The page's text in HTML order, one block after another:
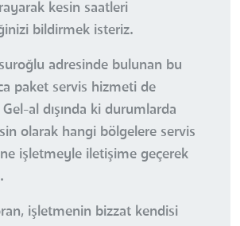
kesin saatleri
bildirmek isteriz.
adresinde bulunan bu
paket servis hizmeti de
al dışında ki durumlarda
olarak hangi bölgelere servis
işletmeyle iletişime geçerek
işletmenin bizzat kendisi